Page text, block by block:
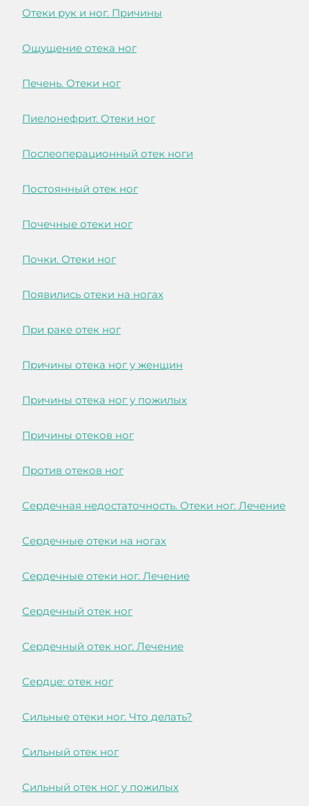
Отеки рук и ног. Причины
Ощущение отека ног
Печень. Отеки ног
Пиелонефрит. Отеки ног
Послеоперационный отек ноги
Постоянный отек ног
Почечные отеки ног
Почки. Отеки ног
Появились отеки на ногах
При раке отек ног
Причины отека ног у женщин
Причины отека ног у пожилых
Причины отеков ног
Против отеков ног
Сердечная недостаточность. Отеки ног. Лечение
Сердечные отеки на ногах
Сердечные отеки ног. Лечение
Сердечный отек ног
Сердечный отек ног. Лечение
Сердце: отек ног
Сильные отеки ног. Что делать?
Сильный отек ног
Сильный отек ног у пожилых